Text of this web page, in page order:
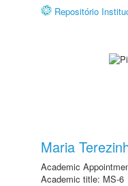
Repositório
Maria
Academic
Academic title: MS-6